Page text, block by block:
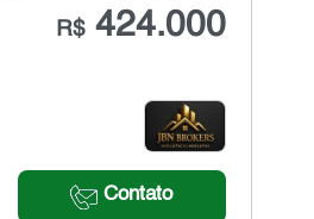
R$424.000
Contato